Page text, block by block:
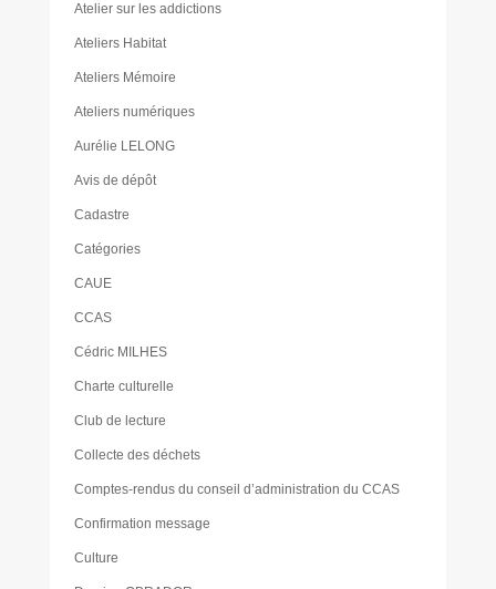
Atelier sur les addictions
Ateliers Habitat
Ateliers Mémoire
Ateliers numériques
Aurélie LELONG
Avis de dépôt
Cadastre
Catégories
CAUE
CCAS
Cédric MILHES
Charte culturelle
Club de lecture
Collecte des déchets
Comptes-rendus du conseil d’administration du CCAS
Confirmation message
Culture